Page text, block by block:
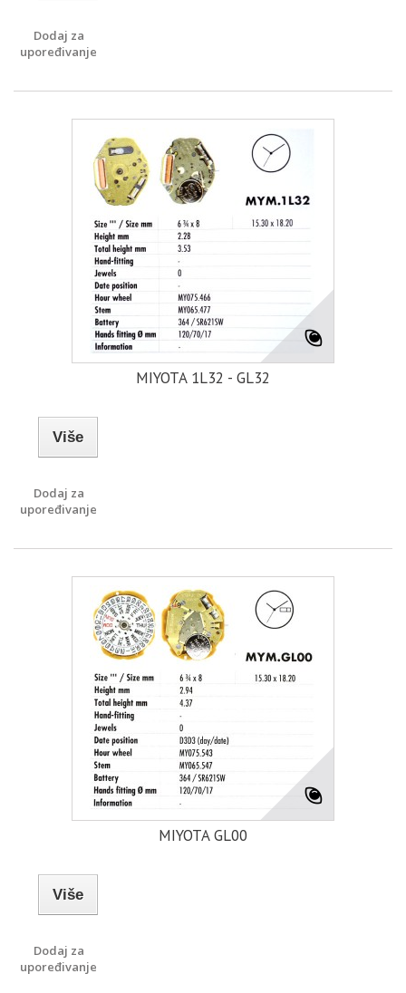
Dodaj za
upoređivanje
MIYOTA 1L32 - GL32
Više
Dodaj za
upoređivanje
MIYOTA GL00
Više
Dodaj za
upoređivanje